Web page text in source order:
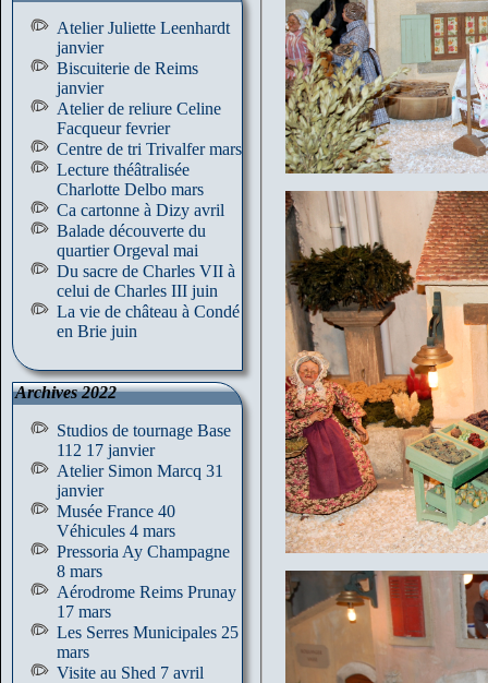
Atelier Juliette Leenhardt
janvier
Biscuiterie de Reims
janvier
Atelier de reliure Celine
Facqueur fevrier
Centre de tri Trivalfer mars
Lecture théâtralisée
Charlotte Delbo mars
Ca cartonne à Dizy avril
Balade découverte du
quartier Orgeval mai
Du sacre de Charles VII à
celui de Charles III juin
La vie de château à Condé
en Brie juin
Archives 2022
Studios de tournage Base
112 17 janvier
Atelier Simon Marcq 31
janvier
Musée France 40
Véhicules 4 mars
Pressoria Ay Champagne
8 mars
Aérodrome Reims Prunay
17 mars
Les Serres Municipales 25
mars
Visite au Shed 7 avril